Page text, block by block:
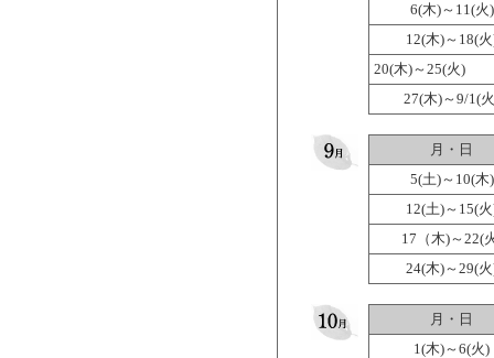
6(木)～11(火)
12(木)～18(
20(木)～25(火)
27(木)～9/1(
月・日
5(土)～10(木)
12(土)～15(
17（木)～22(
24(木)～29(
月・日
1(木)～6(火)